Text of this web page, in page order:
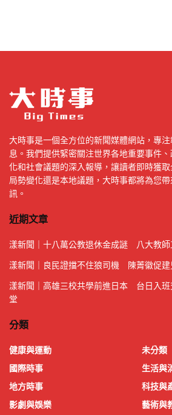
大時事是一個全方位的新聞媒體網站，專
息。我們提供緊密關注世界各地重要事件
化和社會議題的深入報導，讓讀者即時獲
局勢變化還是本地議題，大時事都將為您
訊。
近期文章
漾新聞｜十八萬公教退休金成謎 八大教師
漾新聞｜良民證擋不住狼司機 陳菁徽促建
漾新聞｜高雄三校共學前進日本 台日入班
堂
分類
健康與運動
國際時事
地方時事
影劇與娛樂
未分類
生活與
科技與
藝術與